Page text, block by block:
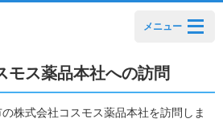
メニュー
モス薬品本社への訪問
株式会社コスモス薬品本社を訪問しま